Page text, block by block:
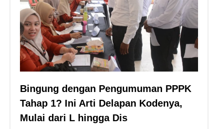
Bingung dengan Pengumuman PPPK
Tahap 1? Ini Arti Delapan Kodenya,
Mulai dari L hingga Dis